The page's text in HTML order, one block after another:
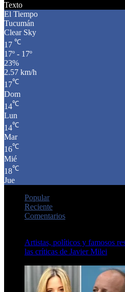
Texto
El Tiempo
Tucumán
Clear Sky
17 ℃
17º - 17º
23%
2.57 km/h
17℃
Dom
14℃
Lun
14℃
Mar
16℃
Mié
18℃
Jue
Popular
Reciente
Comentarios
Artistas, políticos y famosos
las críticas de Javier Milei